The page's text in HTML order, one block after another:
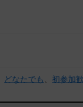
どなたでも 初参加